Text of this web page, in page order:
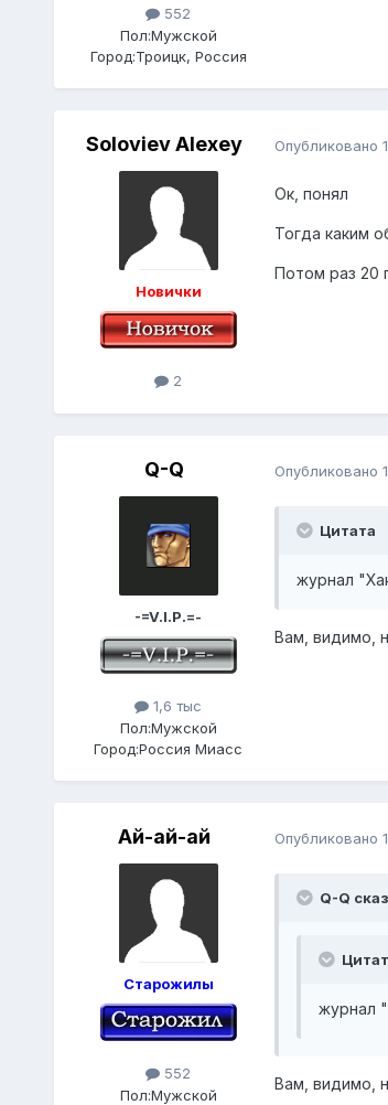
552
Пол:Мужской
Город:Троицк, Россия
Soloviev Alexey
Новички
2
Опубликовано
Ок, понял
Тогда каким
Потом раз 20
Q-Q
-=V.I.P.=-
1,6 тыс
Пол:Мужской
Город:Россия Миасс
Опубликовано
Цитата
журнал
Вам, видимо,
Ай-ай-ай
Старожилы
552
Пол:Мужской
Опубликовано
Q-Q
журнал
Вам, видимо,